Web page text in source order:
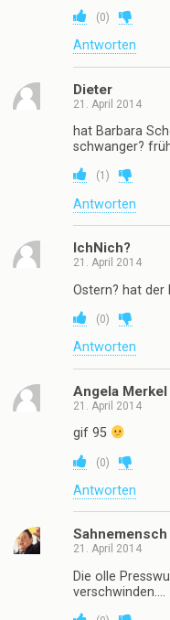
(0)
Antworten
Dieter
21. April 2014
hat Barbara
schwanger?
(1 )
Antworten
IchNich?
21. April 2014
Ostern? hat der
(0)
Antworten
Angela Merkel
21. April 2014
gif 95
(0)
Antworten
Sahnemensch
21. April 2014
Die olle
verschwinden….